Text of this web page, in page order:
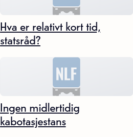
Hva er relativt kort tid,
statsråd?
Ingen midlertidig
kabotasjestans